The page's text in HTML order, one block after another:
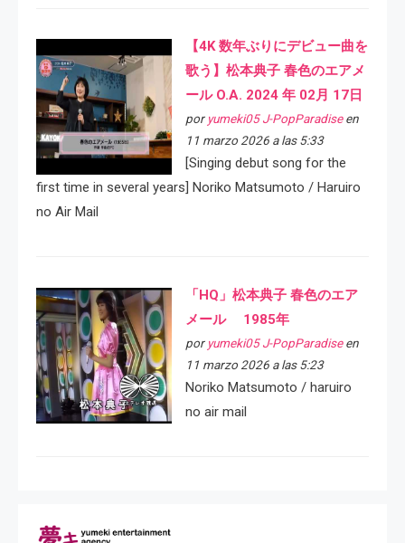
【4K 数年ぶりにデビュー曲を
歌う】松本典子 春色のエアメ
ール O.A. 2024 年 02月 17日
por yumeki05 J-PopParadiseen
11 marzo 2026 a las 5:33
[Singing debut song for the
first time in several years] Noriko Matsumoto / Haruiro
no Air Mail
「HQ」松本典子 春色のエア
メール 1985年
por yumeki05 J-PopParadiseen
11 marzo 2026 a las 5:23
Noriko Matsumoto / haruiro
no air mail